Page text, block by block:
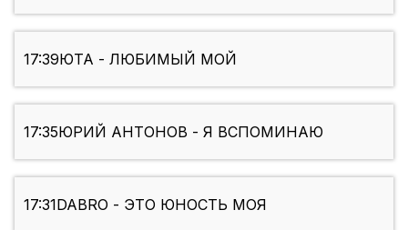
17:39ЮТА - ЛЮБИМЫЙ МОЙ
17:35ЮРИЙ АНТОНОВ - Я ВСПОМИНАЮ
17:31DABRO - ЭТО ЮНОСТЬ МОЯ